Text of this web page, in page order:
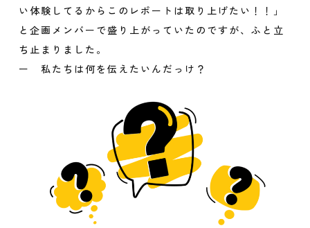
い体験してるからこのレポートは取り上げたい！！」
と企画メンバーで盛り上がっていたのですが、ふと立
ち止まりました。
ー 私たちは何を伝えたいんだっけ？